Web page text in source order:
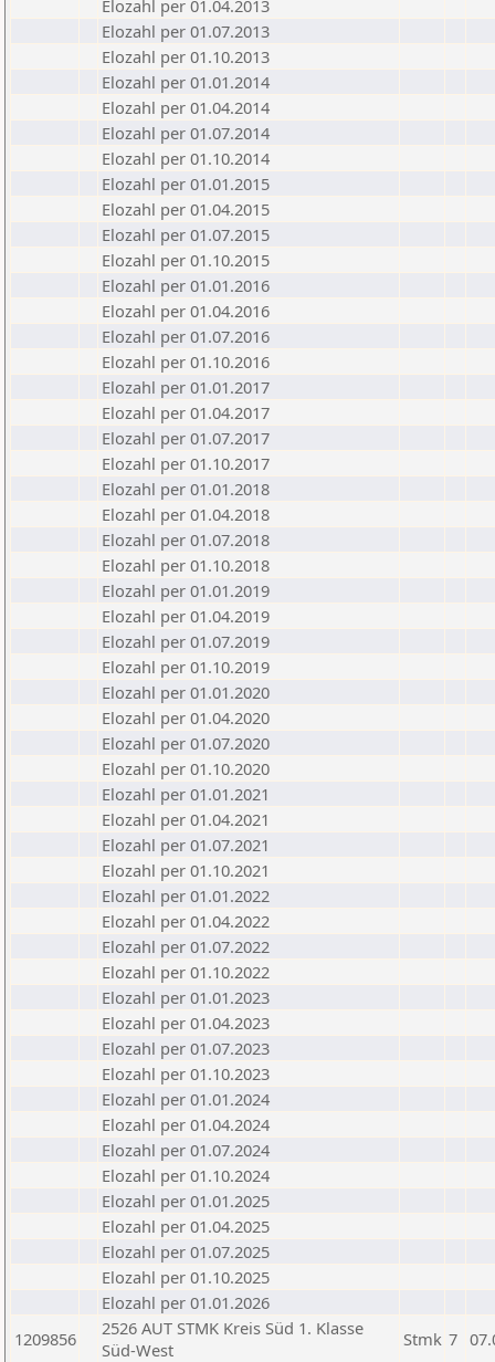
Elozahl per 01.04.2013
Elozahl per 01.07.2013
Elozahl per 01.10.2013
Elozahl per 01.01.2014
Elozahl per 01.04.2014
Elozahl per 01.07.2014
Elozahl per 01.10.2014
Elozahl per 01.01.2015
Elozahl per 01.04.2015
Elozahl per 01.07.2015
Elozahl per 01.10.2015
Elozahl per 01.01.2016
Elozahl per 01.04.2016
Elozahl per 01.07.2016
Elozahl per 01.10.2016
Elozahl per 01.01.2017
Elozahl per 01.04.2017
Elozahl per 01.07.2017
Elozahl per 01.10.2017
Elozahl per 01.01.2018
Elozahl per 01.04.2018
Elozahl per 01.07.2018
Elozahl per 01.10.2018
Elozahl per 01.01.2019
Elozahl per 01.04.2019
Elozahl per 01.07.2019
Elozahl per 01.10.2019
Elozahl per 01.01.2020
Elozahl per 01.04.2020
Elozahl per 01.07.2020
Elozahl per 01.10.2020
Elozahl per 01.01.2021
Elozahl per 01.04.2021
Elozahl per 01.07.2021
Elozahl per 01.10.2021
Elozahl per 01.01.2022
Elozahl per 01.04.2022
Elozahl per 01.07.2022
Elozahl per 01.10.2022
Elozahl per 01.01.2023
Elozahl per 01.04.2023
Elozahl per 01.07.2023
Elozahl per 01.10.2023
Elozahl per 01.01.2024
Elozahl per 01.04.2024
Elozahl per 01.07.2024
Elozahl per 01.10.2024
Elozahl per 01.01.2025
Elozahl per 01.04.2025
Elozahl per 01.07.2025
Elozahl per 01.10.2025
Elozahl per 01.01.2026
1209856
2526 AUT STMK Kreis Süd 1. Klasse
Süd-West
Stmk 7